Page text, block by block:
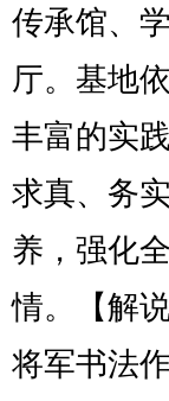
传承馆、
厅。基地
丰富的实
求真、务
养，强化
情。【解
将军书法